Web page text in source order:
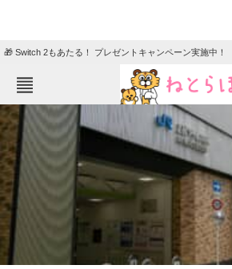
🎁 Switch 2もあたる！ プレゼントキャンペーン実施中！
ねとらぼメニュー
TOP ニュース
エンタメ クイズ
グルメ 地域
教育・育児
リサーチ